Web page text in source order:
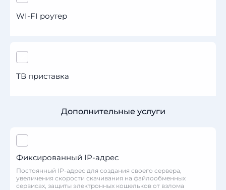
WI-FI роутер
ТВ приставка
Дополнительные услуги
Фиксированный IP-адрес
Постоянный IP-адрес для создания своего сервера,
увеличения скорости скачивания на файлообменных
сервисах, защиты электронных кошельков от взлома